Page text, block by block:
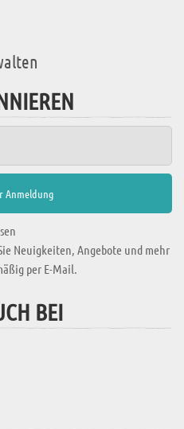
Neuigkeiten, Angebote und mehr
per E-Mail.
BEI